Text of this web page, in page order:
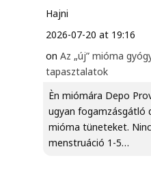
Hajni
2026-07-20 at 19:16
on Az „új” mióma
tapasztalatok
Èn miómára Depo
ugyan fogamzásgátló
mióma tüneteket.
menstruáció 1-5…